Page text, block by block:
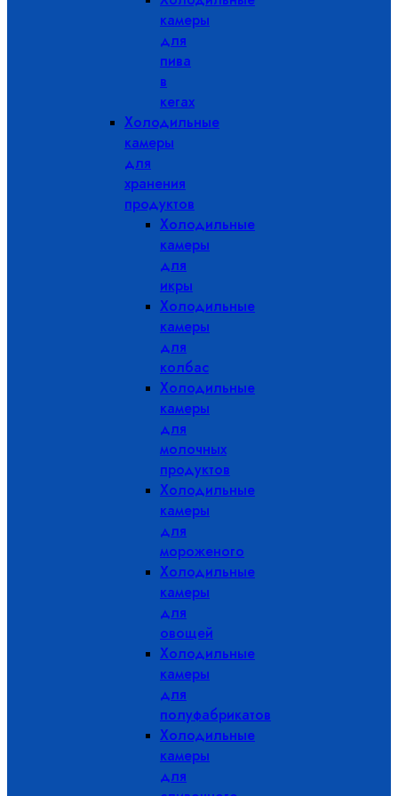
камеры
для
пива
в
кегах
Холодильные
камеры
для
хранения
продуктов
Холодильные
камеры
для
икры
Холодильные
камеры
для
колбас
Холодильные
камеры
для
молочных
продуктов
Холодильные
камеры
для
мороженого
Холодильные
камеры
для
овощей
Холодильные
камеры
для
полуфабрикатов
Холодильные
камеры
для